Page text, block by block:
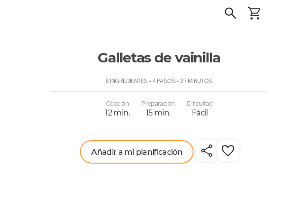
Galletas de vainilla
8 INGREDIENTES • 4 PASOS • 27 MINUTOS
Cocción
12 min.
Preparación
15 min.
Dificultad
Fácil
Añadir a mi planificación